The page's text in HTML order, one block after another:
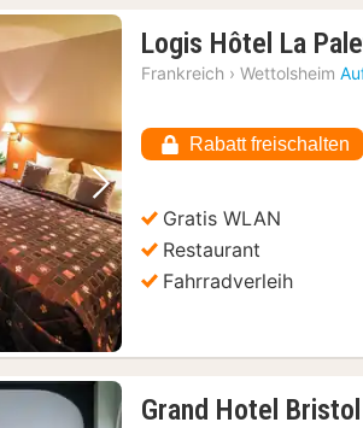
Nächstes Bild
Logis Hôtel La
Frankreich › Wettolsheim
Rabatt freischalten
Gratis WLAN
Restaurant
Fahrradverleih
Grand Hotel Bristol